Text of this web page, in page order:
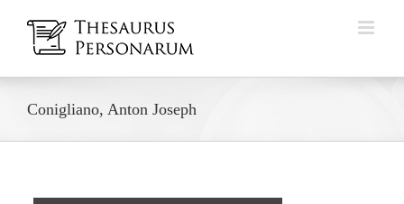
Inhalt
springen
Conigliano, Anton Joseph